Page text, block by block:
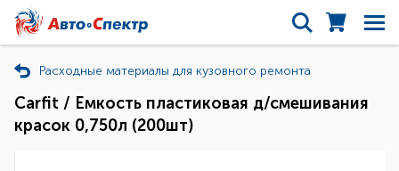
Расходные материалы для кузовного ремонта
Carfit / Емкость пластиковая д/смешивания
красок 0,750л (200шт)